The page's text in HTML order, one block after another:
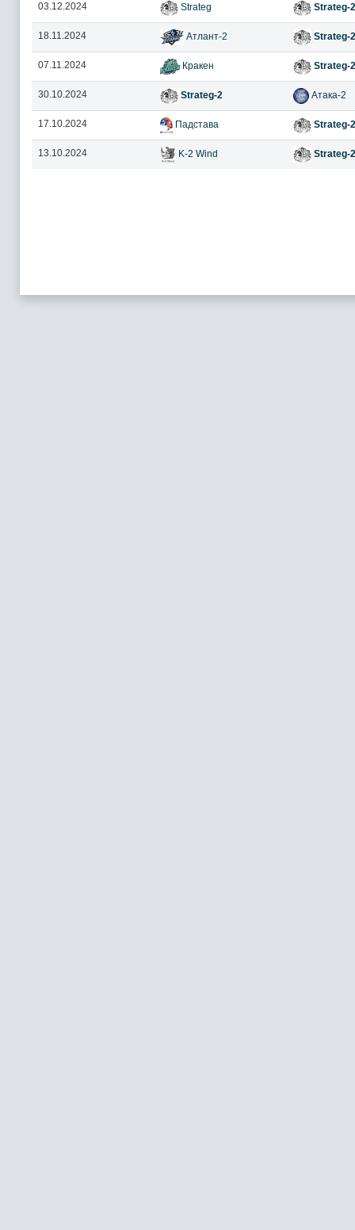
03.12.2024 Strateg Strateg-2
18.11.2024 Атлант-2 Strateg-2
07.11.2024 Кракен Strateg-2
30.10.2024 Strateg-2 Атака-2
17.10.2024 Падстава Strateg-2
13.10.2024 K-2 Wind Strateg-2